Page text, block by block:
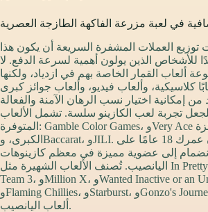
في لعبة مزرعة الفاكهة الطازجة العصرية
العملات المشفرة السريعة أن يكون هذا
للأشخاص الذين يولون أهمية لسرعة الدفع. لا
ألعاب القمار الخاصة بهم في ازدياد، ولكنها
كلاسيكية، وألعاب فيديو، وألعاب جوائز كبرى
من إمكانية اختيار نسب الرهان الآمنة والفعالة
لجعل تجربة لعب الكازينو سلسة. تشمل الألعاب
المتوفرة: Gamble Color Games، وVery Ace الفوز بالجائزة
الكبرى، وBaccarat، وJILI. يجب أن يكون عمرك 18 عامًا على
إلى عضوية مميزة في معظم كازينوهات
اليانصيب. تُصنف الألعاب الشهيرة مثل In Pretty Bad Shape
Team 3، وMillion X، وWanted Inactive or an Untamed،
وFlaming Chillies، وStarburst، وGonzo's Journey عادةً كأفضل
ألعاب اليانصيب.